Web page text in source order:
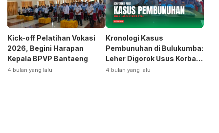
Kick-off Pelatihan Vokasi
2026, Begini Harapan
Kepala BPVP Bantaeng
4 bulan yang lalu
Kronologi Kasus
Pembunuhan di Bulukumba:
Leher Digorok Usus Korban
Dikeluarkan
4 bulan yang lalu